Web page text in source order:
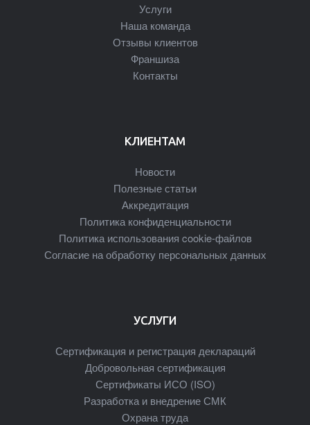
Услуги
Наша команда
Отзывы клиентов
Франшиза
Контакты
КЛИЕНТАМ
Новости
Полезные статьи
Аккредитация
Политика конфиденциальности
Политика использования cookie-файлов
Согласие на обработку персональных данных
УСЛУГИ
Сертификация и регистрация деклараций
Добровольная сертификация
Сертификаты ИСО (ISO)
Разработка и внедрение СМК
Охрана труда